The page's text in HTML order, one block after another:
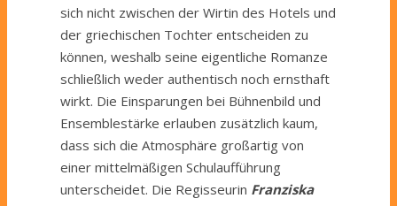
sich nicht zwischen der Wirtin des Hotels und
der griechischen Tochter entscheiden zu
können, weshalb seine eigentliche Romanze
schließlich weder authentisch noch ernsthaft
wirkt. Die Einsparungen bei Bühnenbild und
Ensemblestärke erlauben zusätzlich kaum,
dass sich die Atmosphäre großartig von
einer mittelmäßigen Schulaufführung
unterscheidet. Die Regisseurin Franziska